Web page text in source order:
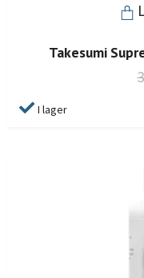
Takesumi
I lager